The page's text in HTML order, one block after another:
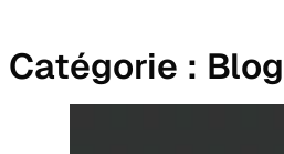
Catégorie : Blog